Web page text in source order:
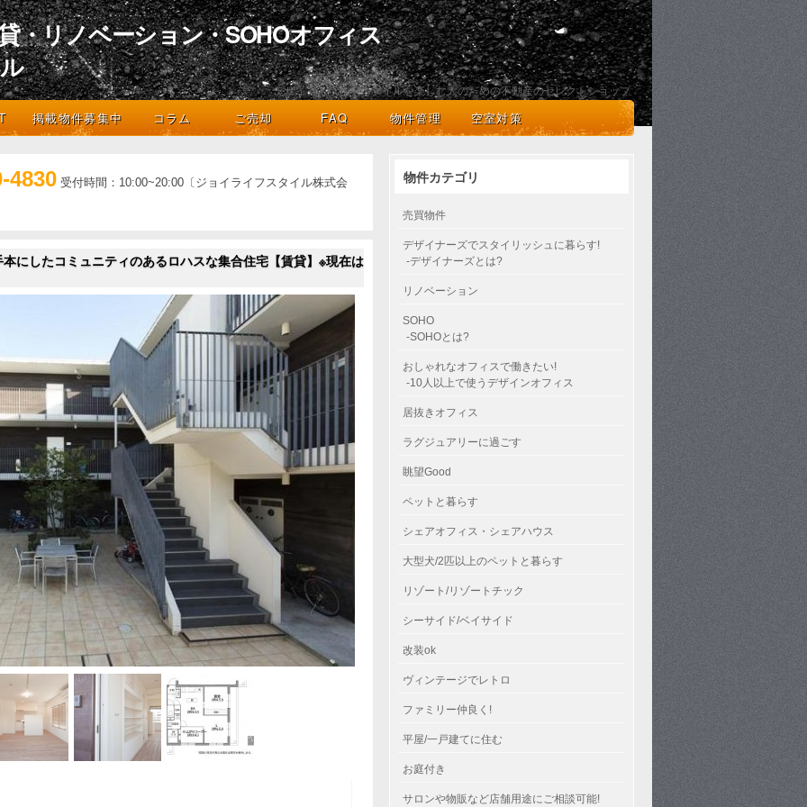
・リノベーション・SOHOオフィス
デザインとライフスタイルを楽しむ人のための不動産のセレクトショップ
掲載物件募集中 コラム ご売却 FAQ 物件管理 空室対策
4830 受付時間：10:00~20:00〔ジョイライフスタイル株式会
にしたコミュニティのあるロハスな集合住宅【賃貸】※現在は
物件カテゴリ
売買物件
デザイナーズでスタイリッシュに暮らす!
-デザイナーズとは?
リノベーション
SOHO
-SOHOとは?
おしゃれなオフィスで働きたい!
-10人以上で使うデザインオフィス
居抜きオフィス
ラグジュアリーに過ごす
眺望Good
ペットと暮らす
シェアオフィス・シェアハウス
大型犬/2匹以上のペットと暮らす
リゾート/リゾートチック
シーサイド/ベイサイド
改装ok
ヴィンテージでレトロ
ファミリー仲良く!
平屋/一戸建てに住む
お庭付き
サロンや物販など店舗用途にご相談可能!